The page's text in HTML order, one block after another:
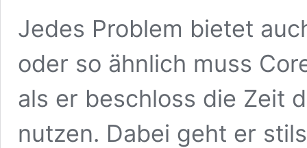
Jedes Problem bietet
oder so ähnlich muss
als er beschloss die Zeit
nutzen. Dabei geht er